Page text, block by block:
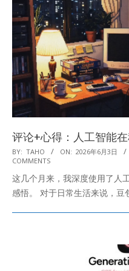
评论+心得：人工智能
2026-
06-
03
BY: TAHO ON: 2026年6月3日
COMMENTS
这几个月来，我深度使用了人
感悟。 对于日常生活来说，豆